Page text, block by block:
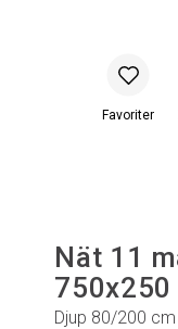
Nät 11
750x250
Djup 80/200 cm